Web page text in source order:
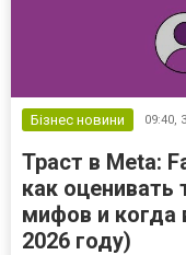
Бізнес новини 09:40,
Траст в Meta:
как оценивать
мифов и когда
2026 году)